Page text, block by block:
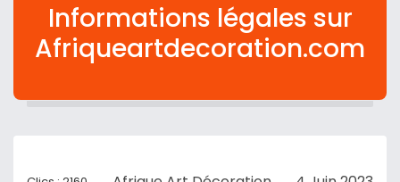
Informations légales sur
Afriqueartdecoration.com